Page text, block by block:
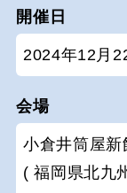
開催日
2024年12月
会場
小倉井筒屋
( 福岡県北九